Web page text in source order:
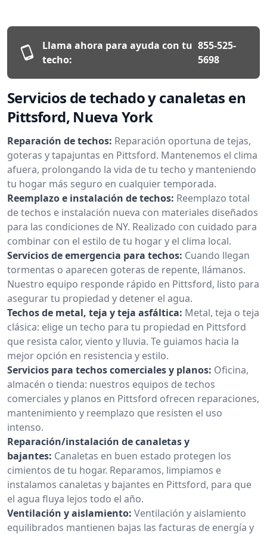
Llama ahora para ayuda con tu
techo:
855-525-
5698
Servicios de techado y canaletas en
Pittsford, Nueva York
Reparación de techos: Reparación oportuna de tejas,
goteras y tapajuntas en Pittsford. Mantenemos el clima
afuera, prolongando la vida de tu techo y manteniendo
tu hogar más seguro en cualquier temporada.
Reemplazo e instalación de techos: Reemplazo total
de techos e instalación nueva con materiales diseñados
para las condiciones de NY. Realizado con cuidado para
combinar con el estilo de tu hogar y el clima local.
Servicios de emergencia para techos: Cuando llegan
tormentas o aparecen goteras de repente, llámanos.
Nuestro equipo responde rápido en Pittsford, listo para
asegurar tu propiedad y detener el agua.
Techos de metal, teja y teja asfáltica: Metal, teja o teja
clásica: elige un techo para tu propiedad en Pittsford
que resista calor, viento y lluvia. Te guiamos hacia la
mejor opción en resistencia y estilo.
Servicios para techos comerciales y planos: Oficina,
almacén o tienda: nuestros equipos de techos
comerciales y planos en Pittsford ofrecen reparaciones,
mantenimiento y reemplazo que resisten el uso
intenso.
Reparación/instalación de canaletas y
bajantes: Canaletas en buen estado protegen los
cimientos de tu hogar. Reparamos, limpiamos e
instalamos canaletas y bajantes en Pittsford, para que
el agua fluya lejos todo el año.
Ventilación y aislamiento: Ventilación y aislamiento
equilibrados mantienen bajas las facturas de energía y